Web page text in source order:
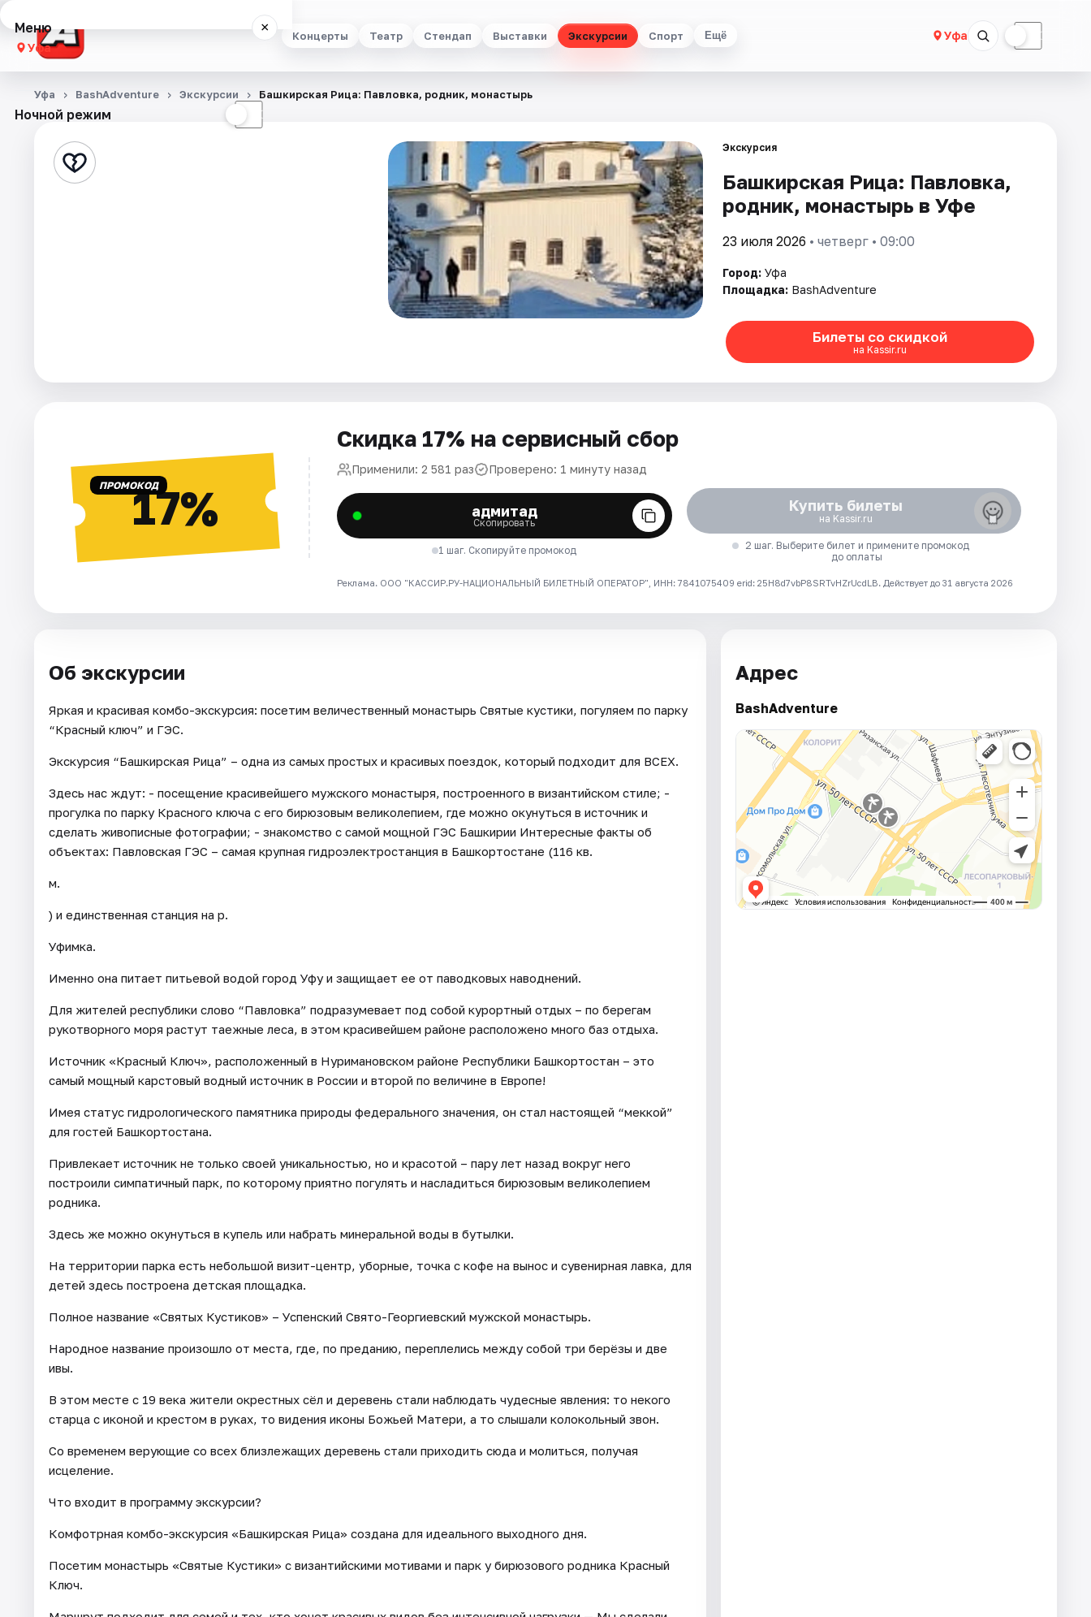
Концерты Театр Стендап Выставки Экскурсии Спорт Ещё Уфа ☾
Меню ×
Уфа
Концерты
Стендап
Рейтинги
Ночной режим ☾
Уфа BashAdventure Экскурсии Башкирская Рица: Павловка, родник, монастырь
Экскурсия
Башкирская Рица: Павловка,
родник, монастырь в Уфе
23 июля 2026 • четверг • 09:00
Город: Уфа
Площадка: BashAdventure
Билеты со скидкой
на Kassir.ru
ПРОМОКОД17%
Скидка 17% на сервисный сбор
Применили: 2 581 раз Проверено: 1 минуту назад
адмитад
Скопировать
1 шаг. Скопируйте промокод
Купить билеты
на Kassir.ru
2 шаг. Выберите билет и примените промокод
до оплаты
Реклама. ООО "КАССИР.РУ-НАЦИОНАЛЬНЫЙ БИЛЕТНЫЙ ОПЕРАТОР", ИНН: 7841075409 erid: 25H8d7vbP8SRTvHZrUcdLB. Действует до 31 августа 2026
Об экскурсии
Яркая и красивая комбо-экскурсия: посетим величественный монастырь Святые кустики, погуляем по парку
“Красный ключ” и ГЭС.
Экскурсия “Башкирская Рица” – одна из самых простых и красивых поездок, который подходит для ВСЕХ.
Здесь нас ждут: - посещение красивейшего мужского монастыря, построенного в византийском стиле; -
прогулка по парку Красного ключа с его бирюзовым великолепием, где можно окунуться в источник и
сделать живописные фотографии; - знакомство с самой мощной ГЭС Башкирии Интересные факты об
объектах: Павловская ГЭС – самая крупная гидроэлектростанция в Башкортостане (116 кв.
м.
) и единственная станция на р.
Уфимка.
Именно она питает питьевой водой город Уфу и защищает ее от паводковых наводнений.
Для жителей республики слово “Павловка” подразумевает под собой курортный отдых – по берегам
рукотворного моря растут таежные леса, в этом красивейшем районе расположено много баз отдыха.
Источник «Красный Ключ», расположенный в Нуримановском районе Республики Башкортостан – это
самый мощный карстовый водный источник в России и второй по величине в Европе!
Имея статус гидрологического памятника природы федерального значения, он стал настоящей “меккой”
для гостей Башкортостана.
Привлекает источник не только своей уникальностью, но и красотой – пару лет назад вокруг него
построили симпатичный парк, по которому приятно погулять и насладиться бирюзовым великолепием
родника.
Здесь же можно окунуться в купель или набрать минеральной воды в бутылки.
На территории парка есть небольшой визит-центр, уборные, точка с кофе на вынос и сувенирная лавка, для
детей здесь построена детская площадка.
Полное название «Святых Кустиков» – Успенский Свято-Георгиевский мужской монастырь.
Народное название произошло от места, где, по преданию, переплелись между собой три берёзы и две
ивы.
В этом месте с 19 века жители окрестных сёл и деревень стали наблюдать чудесные явления: то некого
старца с иконой и крестом в руках, то видения иконы Божьей Матери, а то слышали колокольный звон.
Со временем верующие со всех близлежащих деревень стали приходить сюда и молиться, получая
исцеление.
Что входит в программу экскурсии?
Комфотрная комбо-экскурсия «Башкирская Рица» создана для идеального выходного дня.
Посетим монастырь «Святые Кустики» с византийскими мотивами и парк у бирюзового родника Красный
Ключ.
Адрес
BashAdventure